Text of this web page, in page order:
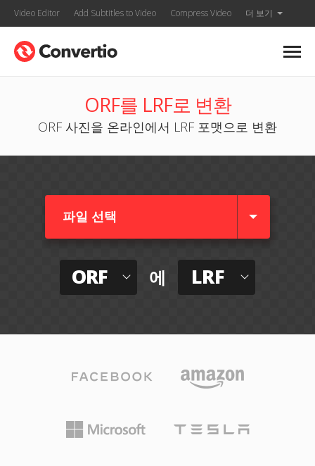
Video Editor Add Subtitles to Video Compress Video 더 보기
ORF를 LRF로 변환
ORF 사진을 온라인에서 LRF 포맷으로 변환
파일 선택
ORF 에 LRF